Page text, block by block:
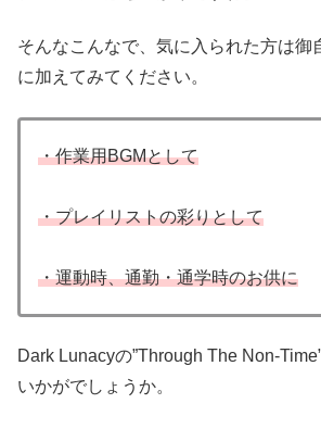
そんなこんなで、気に入られた方は御
に加えてみてください。
・作業用BGMとして
・プレイリストの彩りとして
・運動時、通勤・通学時のお供に
Dark Lunacyの”Through The Non-Time”
いかがでしょうか。